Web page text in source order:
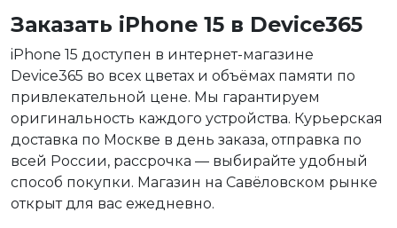
Заказать iPhone 15 в Device365
iPhone 15 доступен в интернет-магазине
Device365 во всех цветах и объёмах памяти по
привлекательной цене. Мы гарантируем
оригинальность каждого устройства. Курьерская
доставка по Москве в день заказа, отправка по
всей России, рассрочка — выбирайте удобный
способ покупки. Магазин на Савёловском рынке
открыт для вас ежедневно.